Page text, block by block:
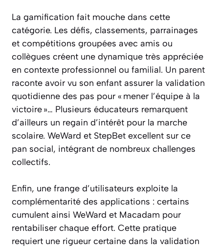
La gamification fait mouche dans cette
catégorie. Les défis, classements, parrainages
et compétitions groupées avec amis ou
collègues créent une dynamique très appréciée
en contexte professionnel ou familial. Un parent
raconte avoir vu son enfant assurer la validation
quotidienne des pas pour « mener l’équipe à la
victoire »… Plusieurs éducateurs remarquent
d’ailleurs un regain d’intérêt pour la marche
scolaire. WeWard et StepBet excellent sur ce
pan social, intégrant de nombreux challenges
collectifs.
Enfin, une frange d’utilisateurs exploite la
complémentarité des applications : certains
cumulent ainsi WeWard et Macadam pour
rentabiliser chaque effort. Cette pratique
requiert une rigueur certaine dans la validation